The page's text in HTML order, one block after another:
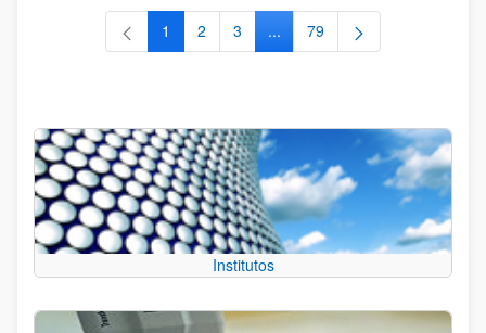
Página
1 Página
2 Página
3 ...Páginas intermedias Use TAB
Página
79
Institutos